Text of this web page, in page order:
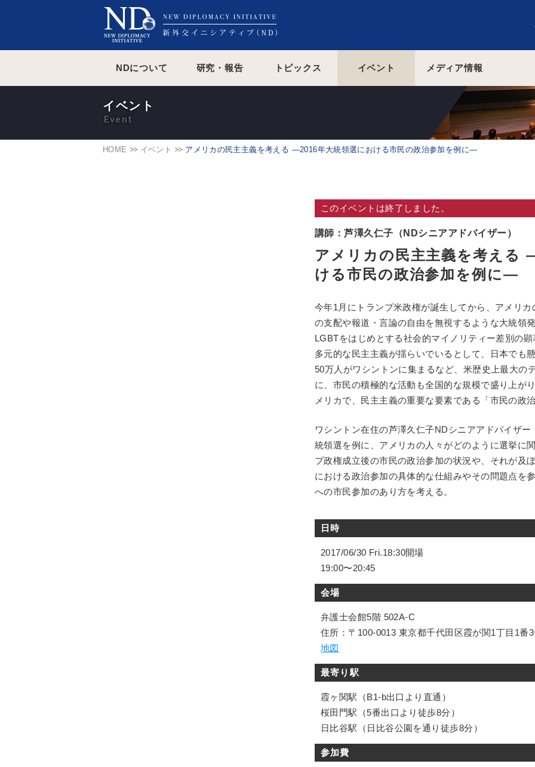
NDについて 研究・報告 トピックス イベント メディア情報
HOME イベント アメリカの民主主義を考える ―2016年大統領選における市民の政治参加を例に―
イベント
このイベントは終了しました。
講師：芦澤久仁子（NDシニアアドバイザー）
アメリカの民主主義を考える
ける市民の政治参加を例に―
今年1月にトランプ米政権が誕生してから、アメリ
の支配や報道・言論の自由を無視するような大統領
LGBTをはじめとする社会的マイノリティー差別の
多元的な民主主義が揺らいでいるとして、日本でも
50万人がワシントンに集まるなど、米歴史上最大の
に、市民の積極的な活動も全国的な規模で盛り上が
メリカで、民主主義の重要な要素である「市民の政
ワシントン在住の芦澤久仁子NDシニアアドバイザ
統領選を例に、アメリカの人々がどのように選挙に
プ政権成立後の市民の政治参加の状況や、それが及
における政治参加の具体的な仕組みやその問題点を
への市民参加のあり方を考える。
日時
2017/06/30 Fri.18:30開場
19:00〜20:45
会場
弁護士会館5階 502A-C
住所：〒100-0013 東京都千代田区霞が関1丁目1番
地図
最寄り駅
霞ヶ関駅（B1-b出口より直通）
桜田門駅（5番出口より徒歩8分）
日比谷駅（日比谷公園を通り徒歩8分）
参加費